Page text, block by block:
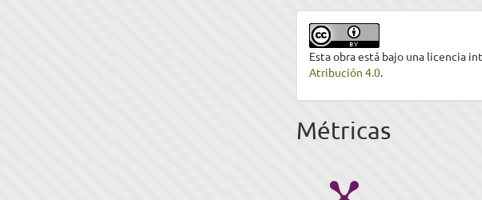
Esta obra está bajo una licencia
Atribución 4.0.
Métricas